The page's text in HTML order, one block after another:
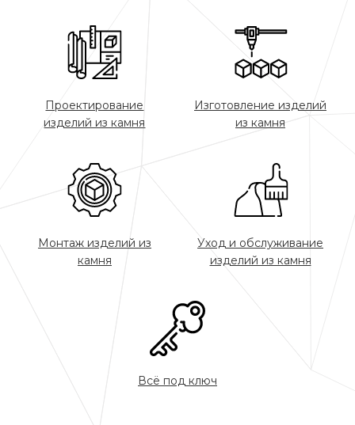
Проектирование
изделий из камня
Изготовление изделий
из камня
Монтаж изделий из
камня
Уход и обслуживание
изделий из камня
Всё под ключ